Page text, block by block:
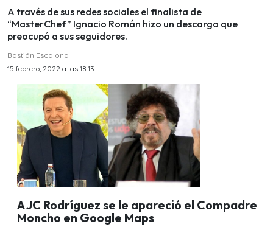
A través de sus redes sociales el finalista de
“MasterChef” Ignacio Román hizo un descargo que
preocupó a sus seguidores.
Bastián Escalona
15 febrero, 2022 a las 18:13
A JC Rodríguez se le apareció el Compadre
Moncho en Google Maps